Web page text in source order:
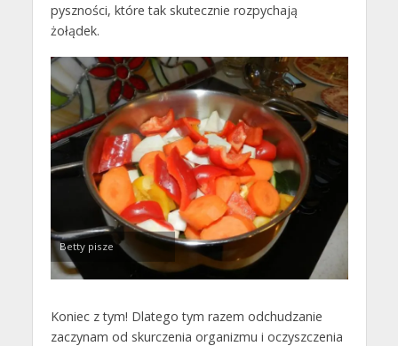
pyszności, które tak skutecznie rozpychają
żołądek.
Betty pisze
Koniec z tym! Dlatego tym razem odchudzanie
zaczynam od skurczenia organizmu i oczyszczenia